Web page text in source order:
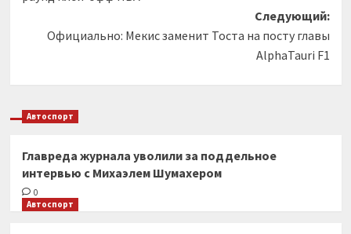
Следующий:
Официально: Мекис заменит Тоста на посту главы
AlphaTauri F1
Автоспорт
Главреда журнала уволили за поддельное
интервью с Михаэлем Шумахером
0
Автоспорт